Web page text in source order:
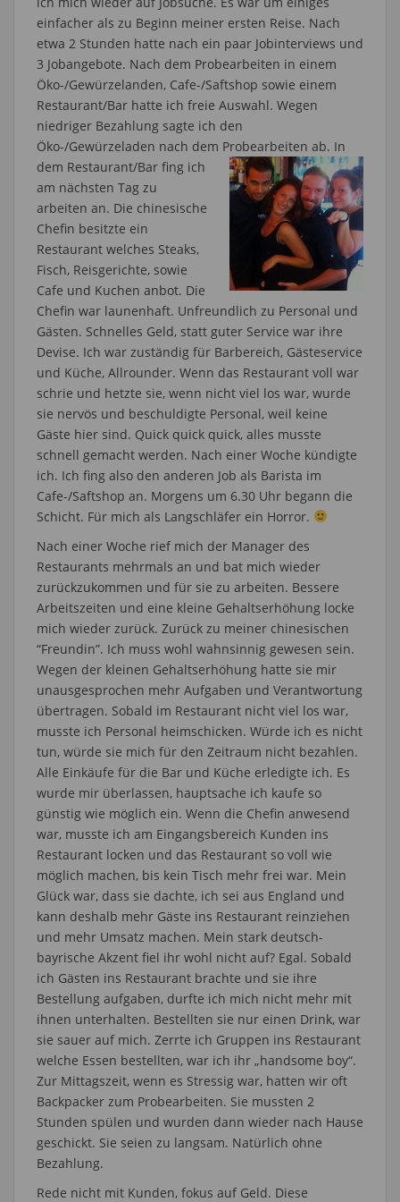
einfacher als zu Beginn meiner ersten Reise. Nach
etwa 2 Stunden hatte nach ein paar Jobinterviews und
3 Jobangebote. Nach dem Probearbeiten in einem
Öko-/Gewürzelanden, Cafe-/Saftshop sowie einem
Restaurant/Bar hatte ich freie Auswahl. Wegen
niedriger Bezahlung sagte ich den
Öko-/Gewürzeladen nach dem Probearbeiten ab. In
dem Restaurant/Bar fing ich
am nächsten Tag zu
arbeiten an. Die chinesische
Chefin besitzte ein
Restaurant welches Steaks,
Fisch, Reisgerichte, sowie
Cafe und Kuchen anbot. Die
Chefin war launenhaft. Unfreundlich zu Personal und
Gästen. Schnelles Geld, statt guter Service war ihre
Devise. Ich war zuständig für Barbereich, Gästeservice
und Küche, Allrounder. Wenn das Restaurant voll war
schrie und hetzte sie, wenn nicht viel los war, wurde
sie nervös und beschuldigte Personal, weil keine
Gäste hier sind. Quick quick quick, alles musste
schnell gemacht werden. Nach einer Woche kündigte
ich. Ich fing also den anderen Job als Barista im
Cafe-/Saftshop an. Morgens um 6.30 Uhr begann die
Schicht. Für mich als Langschläfer ein Horror.
Nach einer Woche rief mich der Manager des
Restaurants mehrmals an und bat mich wieder
zurückzukommen und für sie zu arbeiten. Bessere
Arbeitszeiten und eine kleine Gehaltserhöhung locke
mich wieder zurück. Zurück zu meiner chinesischen
“Freundin”. Ich muss wohl wahnsinnig gewesen sein.
Wegen der kleinen Gehaltserhöhung hatte sie mir
unausgesprochen mehr Aufgaben und Verantwortung
übertragen. Sobald im Restaurant nicht viel los war,
musste ich Personal heimschicken. Würde ich es nicht
tun, würde sie mich für den Zeitraum nicht bezahlen.
Alle Einkäufe für die Bar und Küche erledigte ich. Es
wurde mir überlassen, hauptsache ich kaufe so
günstig wie möglich ein. Wenn die Chefin anwesend
war, musste ich am Eingangsbereich Kunden ins
Restaurant locken und das Restaurant so voll wie
möglich machen, bis kein Tisch mehr frei war. Mein
Glück war, dass sie dachte, ich sei aus England und
kann deshalb mehr Gäste ins Restaurant reinziehen
und mehr Umsatz machen. Mein stark deutsch-
bayrische Akzent fiel ihr wohl nicht auf? Egal. Sobald
ich Gästen ins Restaurant brachte und sie ihre
Bestellung aufgaben, durfte ich mich nicht mehr mit
ihnen unterhalten. Bestellten sie nur einen Drink, war
sie sauer auf mich. Zerrte ich Gruppen ins Restaurant
welche Essen bestellten, war ich ihr „handsome boy“.
Zur Mittagszeit, wenn es Stressig war, hatten wir oft
Backpacker zum Probearbeiten. Sie mussten 2
Stunden spülen und wurden dann wieder nach Hause
geschickt. Sie seien zu langsam. Natürlich ohne
Bezahlung.
Rede nicht mit Kunden, fokus auf Geld. Diese